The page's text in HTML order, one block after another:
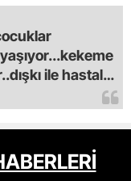
ile hastalık
eve
lobisinden para
aç kalsa kendi
derhal